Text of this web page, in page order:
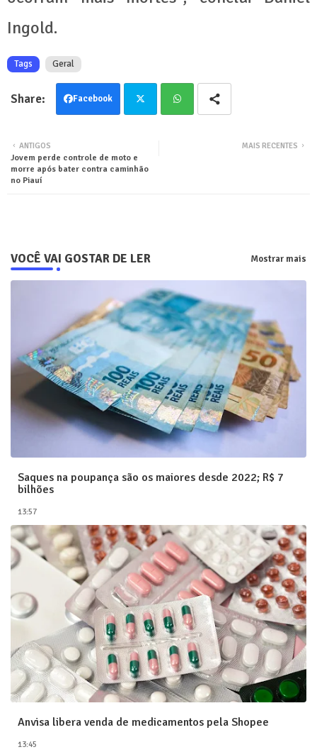
Ingold.
Tags Geral
Facebook
ter
MAIS RECENTES
ANTIGOS
Jovem perde controle de moto e
morre após bater contra caminhão
no Piauí
VOCÊ VAI GOSTAR DE LER Mostrar mais
Saques na poupança são os maiores desde 2022; R$ 7
bilhões
13:57
Anvisa libera venda de medicamentos pela Shopee
13:45